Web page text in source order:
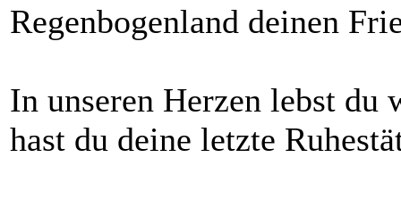
Regenbogenland deinen
In unseren Herzen lebst
hast du deine letzte